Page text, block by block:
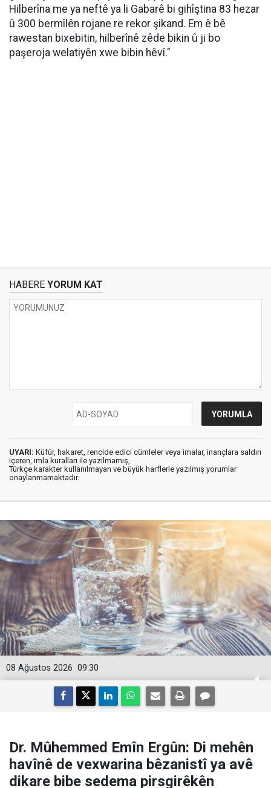
Hilberîna me ya neftê ya li Gabarê bi gihîştina 83 hezar
û 300 bermîlên rojane re rekor şikand. Em ê bê
rawestan bixebitin, hilberînê zêde bikin û ji bo
paşeroja welatiyên xwe bibin hêvî."